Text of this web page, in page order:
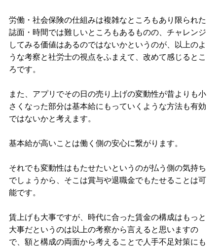
労働・社会保険の仕組みは複雑なところもあり限られた
誌面・時間では難しいところもあるものの、チャレンジ
してみる価値はあるのではないかというのが、以上のよ
うな考察と社労士の視点をふまえて、改めて感じるとこ
ろです。
また、アプリでその日の売り上げの変動性が昔よりも小
さくなった部分は基本給にもっていくような方法も有効
ではないかと考えます。
基本給が高いことは働く側の安心に繋がります。
それでも変動性はもたせたいというのが払う側の気持ち
でしょうから、そこは賞与や退職金でもたせることは可
能です。
賃上げも大事ですが、時代に合った賃金の構成はもっと
大事だというのは以上の考察から言えると思いますの
で、額と構成の両面から考えることで人手不足対策にも